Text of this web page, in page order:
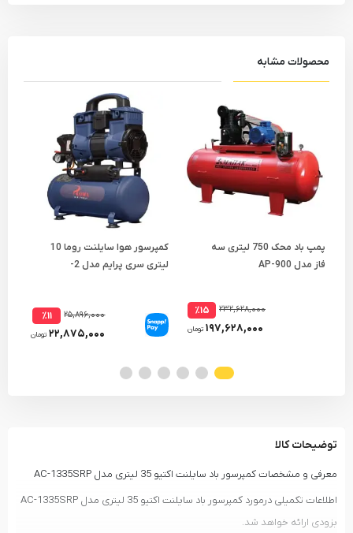
محصولات مشابه
پمپ باد محک 750 لیتری سه
فاز مدل AP-900
۲۳۲,۶۲۸,۰۰۰ ٪۱۵
۱۹۷,۶۲۸,۰۰۰ تومان
کمپرسور هوا سایلنت روما 10
لیتری سری پرایم مدل 2-
۲۵,۸۹۶,۰۰۰ ٪۱۱
۲۲,۸۷۵,۰۰۰ تومان
توضیحات کالا
معرفی و مشخصات کمپرسور باد سایلنت اکتیو 35 لیتری مدل AC-1335SRP
اطلاعات تکمیلی درمورد کمپرسور باد سایلنت اکتیو 35 لیتری مدل AC-1335SRP
بزودی ارائه خواهد شد.